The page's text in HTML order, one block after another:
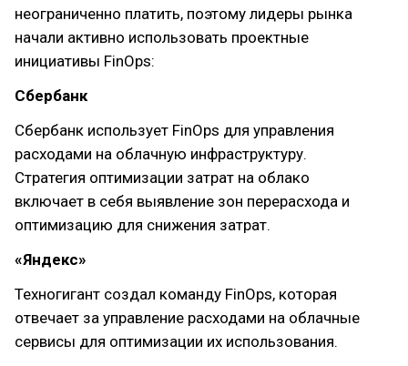
неограниченно платить, поэтому лидеры рынка
начали активно использовать проектные
инициативы FinOps:
Сбербанк
Сбербанк использует FinOps для управления
расходами на облачную инфраструктуру.
Стратегия оптимизации затрат на облако
включает в себя выявление зон перерасхода и
оптимизацию для снижения затрат.
«Яндекс»
Техногигант создал команду FinOps, которая
отвечает за управление расходами на облачные
сервисы для оптимизации их использования.